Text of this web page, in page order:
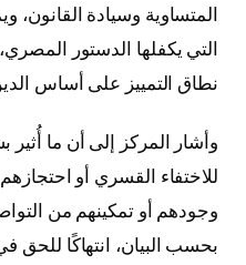
المتساوية وسيادة القانون،
التي يكفلها الدستور
نطاق التمييز على أساس
وأشار المركز إلى أن ما
للاختفاء القسري أو
وجودهم أو تمكينهم من
بحسب البيان، انتهاكًا للحق